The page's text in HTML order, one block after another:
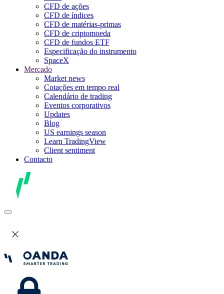
CFD de ações
CFD de índices
CFD de matérias-primas
CFD de criptomoeda
CFD de fundos ETF
Especificação do instrumento
SpaceX
Mercado
Market news
Cotações em tempo real
Calendário de trading
Eventos corporativos
Updates
Blog
US earnings season
Learn TradingView
Client sentiment
Contacto